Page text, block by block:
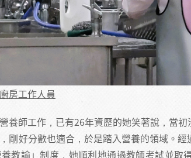
房工作人員
養師工作，已有26年資歷的她笑著說，當
剛好分數也適合，於是踏入營養的領域。
教諭」制度，她順利地通過教師考試並取